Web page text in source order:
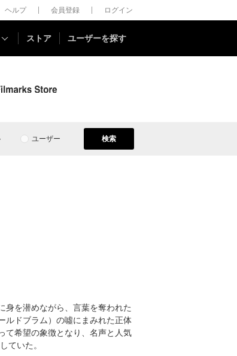
ヘルプ 会員登録 ログイン
ストア ユーザーを探す
ユーザー 検索
身を潜めながら、言葉を奪われた
ルドブラム）の噓にまみれた正体
て希望の象徴となり、名声と人気
ていた。